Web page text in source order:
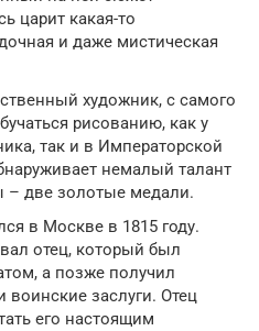
царит какая-то
и даже мистическая
художник, с самого
рисованию, как у
так и в Императорской
немалый талант
– две золотые медали.
в Москве в 1815 году.
отец, который был
а позже получил
воинские заслуги. Отец
его настоящим